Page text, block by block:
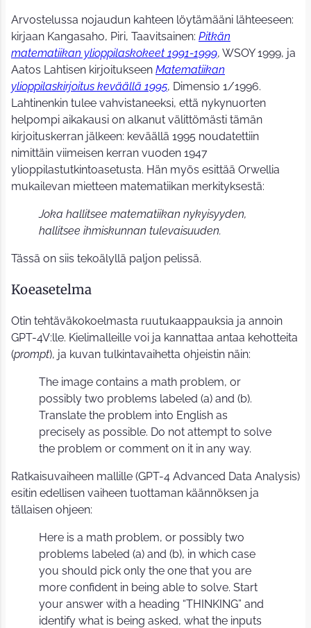
Arvostelussa nojaudun kahteen löytämääni lähteeseen:
kirjaan Kangasaho, Piri, Taavitsainen: Pitkän
matematiikan ylioppilaskokeet 1991-1999, WSOY 1999, ja
Aatos Lahtisen kirjoitukseen Matematiikan
ylioppilaskirjoitus keväällä 1995, Dimensio 1/1996.
Lahtinenkin tulee vahvistaneeksi, että nykynuorten
helpompi aikakausi on alkanut välittömästi tämän
kirjoituskerran jälkeen: keväällä 1995 noudatettiin
nimittäin viimeisen kerran vuoden 1947
ylioppilastutkintoasetusta. Hän myös esittää Orwellia
mukailevan mietteen matematiikan merkityksestä:
Joka hallitsee matematiikan nykyisyyden,
hallitsee ihmiskunnan tulevaisuuden.
Tässä on siis tekoälyllä paljon pelissä.
Koeasetelma
Otin tehtäväkokoelmasta ruutukaappauksia ja annoin
GPT-4V:lle. Kielimalleille voi ja kannattaa antaa kehotteita
(prompt), ja kuvan tulkintavaihetta ohjeistin näin:
The image contains a math problem, or
possibly two problems labeled (a) and (b).
Translate the problem into English as
precisely as possible. Do not attempt to solve
the problem or comment on it in any way.
Ratkaisuvaiheen mallille (GPT-4 Advanced Data Analysis)
esitin edellisen vaiheen tuottaman käännöksen ja
tällaisen ohjeen:
Here is a math problem, or possibly two
problems labeled (a) and (b), in which case
you should pick only the one that you are
more confident in being able to solve. Start
your answer with a heading “THINKING” and
identify what is being asked, what the inputs